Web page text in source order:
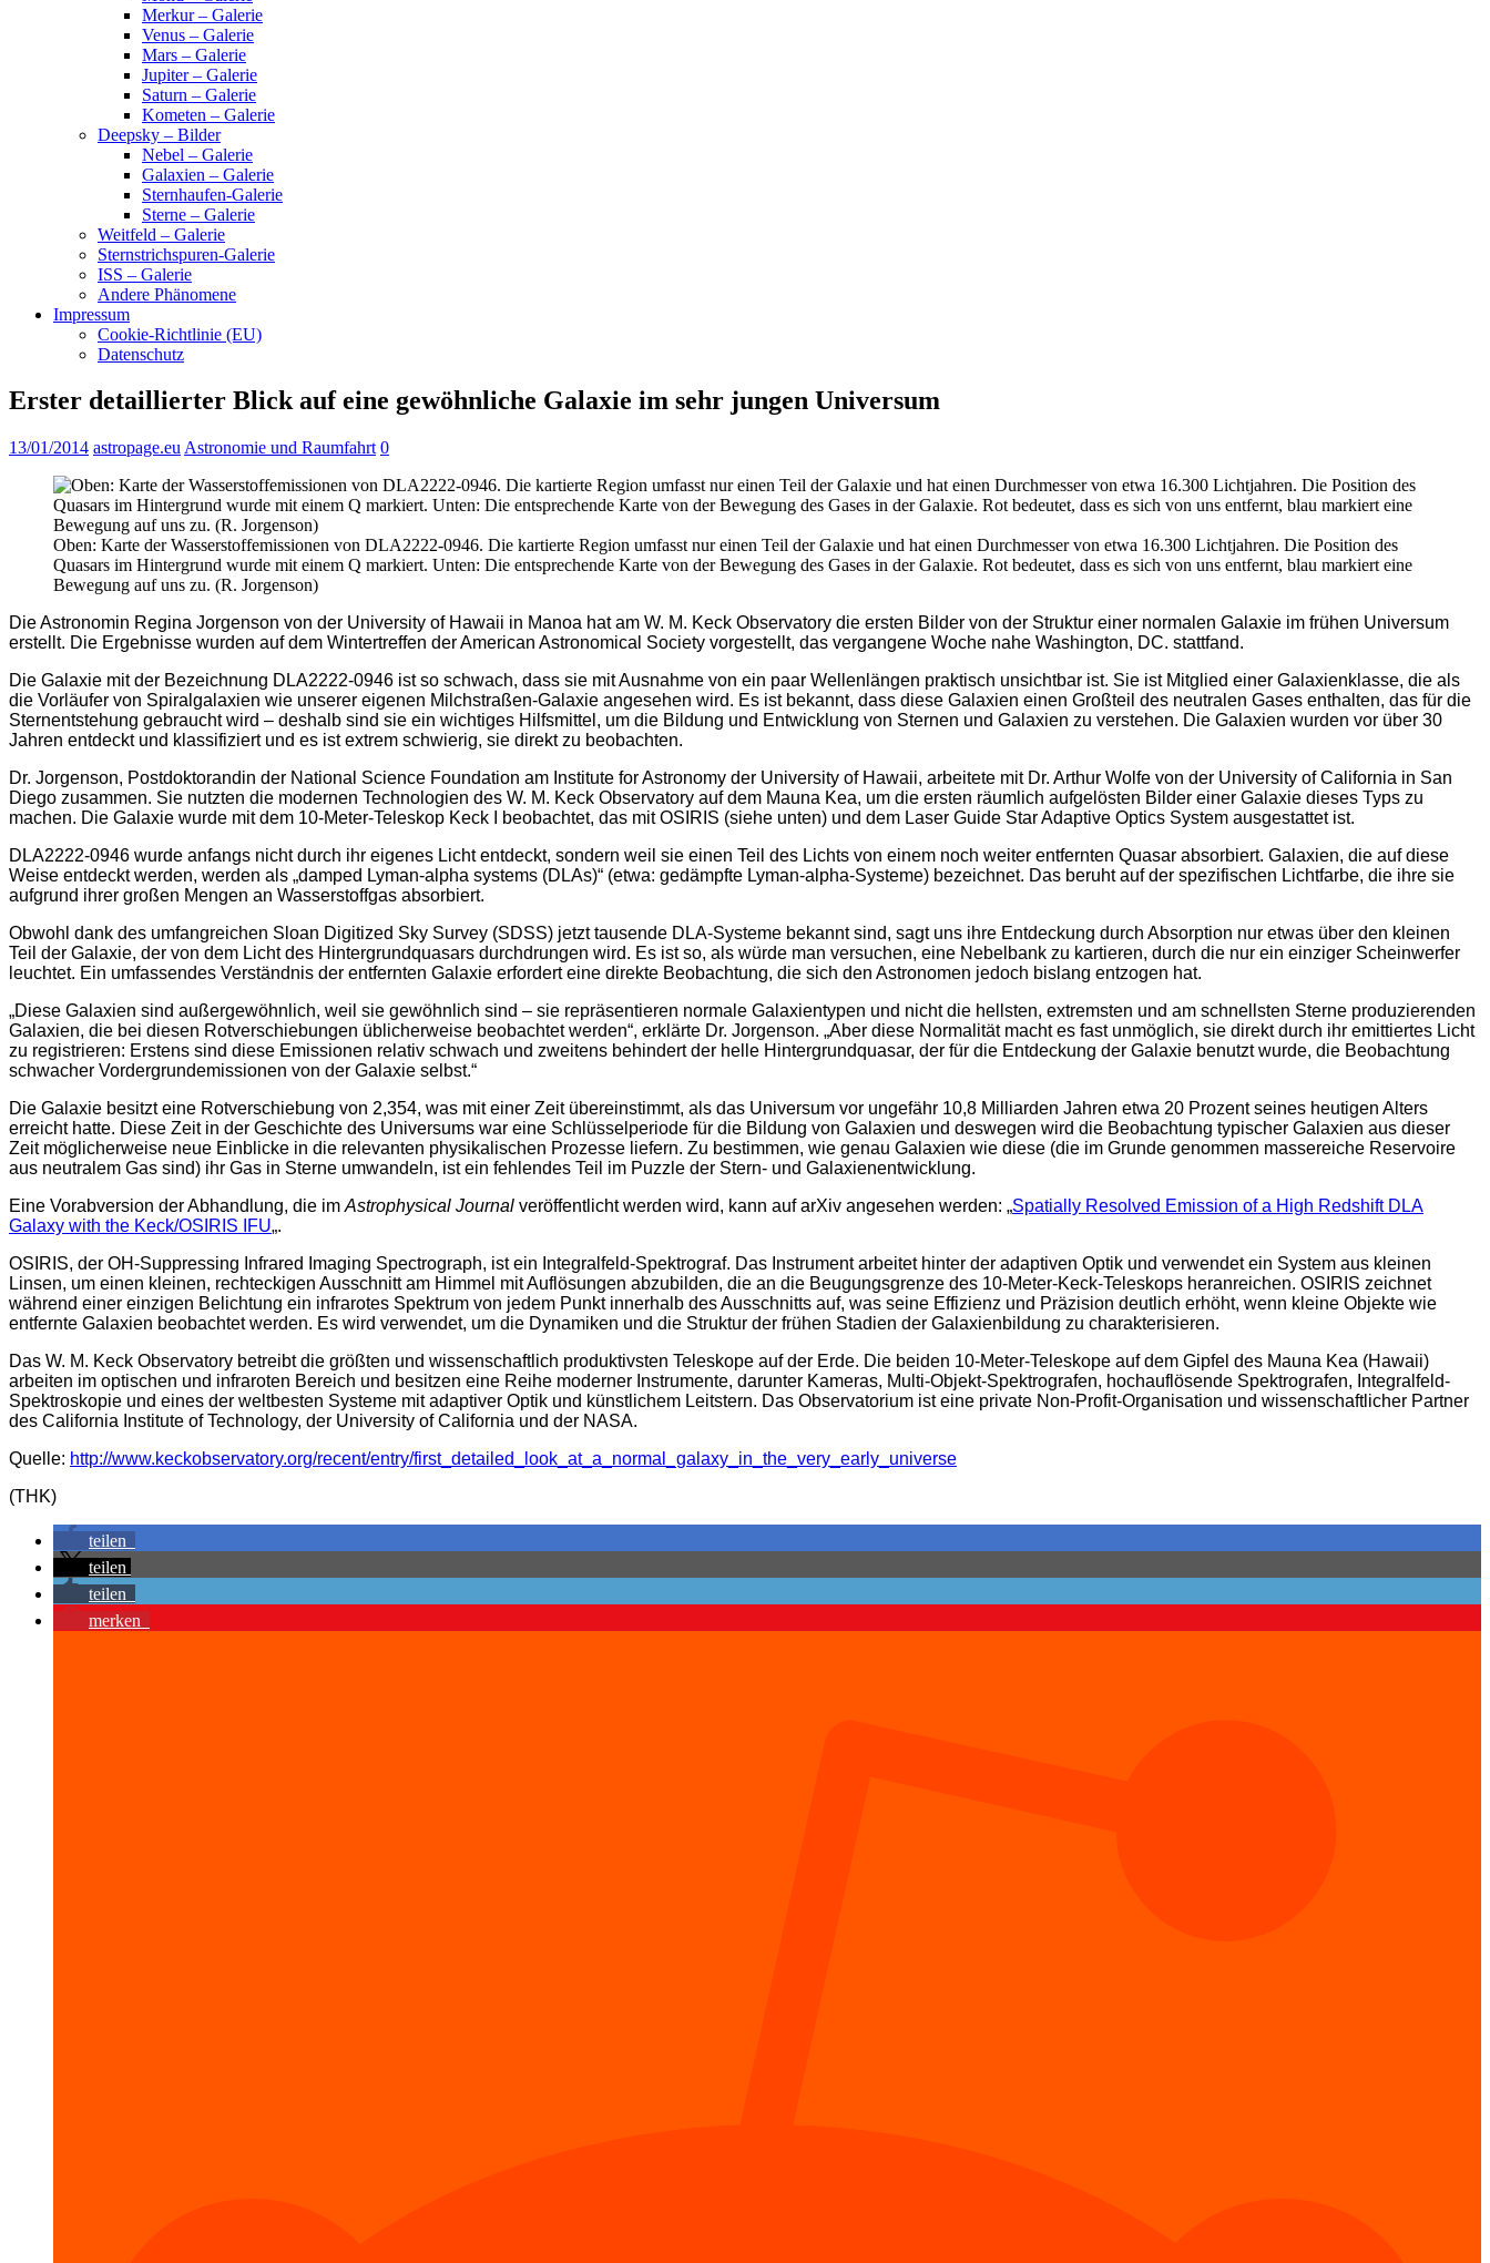
Merkur – Galerie
Venus – Galerie
Mars – Galerie
Jupiter – Galerie
Saturn – Galerie
Kometen – Galerie
Deepsky – Bilder
Nebel – Galerie
Galaxien – Galerie
Sternhaufen-Galerie
Sterne – Galerie
Weitfeld – Galerie
Sternstrichspuren-Galerie
ISS – Galerie
Andere Phänomene
Impressum
Cookie-Richtlinie (EU)
Datenschutz
Erster detaillierter Blick auf eine gewöhnliche Galaxie im sehr jungen Universum
13/01/2014 astropage.eu Astronomie und Raumfahrt 0
Oben: Karte der Wasserstoffemissionen von DLA2222-0946. Die kartierte Region umfasst nur einen Teil der Galaxie und hat einen Durchmesser von etwa 16.300 Lichtjahren. Die Position des
Quasars im Hintergrund wurde mit einem Q markiert. Unten: Die entsprechende Karte von der Bewegung des Gases in der Galaxie. Rot bedeutet, dass es sich von uns entfernt, blau markiert eine
Bewegung auf uns zu. (R. Jorgenson)
Die Astronomin Regina Jorgenson von der University of Hawaii in Manoa hat am W. M. Keck Observatory die ersten Bilder von der Struktur einer normalen Galaxie im frühen Universum
erstellt. Die Ergebnisse wurden auf dem Wintertreffen der American Astronomical Society vorgestellt, das vergangene Woche nahe Washington, DC. stattfand.
Die Galaxie mit der Bezeichnung DLA2222-0946 ist so schwach, dass sie mit Ausnahme von ein paar Wellenlängen praktisch unsichtbar ist. Sie ist Mitglied einer Galaxienklasse, die als
die Vorläufer von Spiralgalaxien wie unserer eigenen Milchstraßen-Galaxie angesehen wird. Es ist bekannt, dass diese Galaxien einen Großteil des neutralen Gases enthalten, das für die
Sternentstehung gebraucht wird – deshalb sind sie ein wichtiges Hilfsmittel, um die Bildung und Entwicklung von Sternen und Galaxien zu verstehen. Die Galaxien wurden vor über 30
Jahren entdeckt und klassifiziert und es ist extrem schwierig, sie direkt zu beobachten.
Dr. Jorgenson, Postdoktorandin der National Science Foundation am Institute for Astronomy der University of Hawaii, arbeitete mit Dr. Arthur Wolfe von der University of California in San
Diego zusammen. Sie nutzten die modernen Technologien des W. M. Keck Observatory auf dem Mauna Kea, um die ersten räumlich aufgelösten Bilder einer Galaxie dieses Typs zu
machen. Die Galaxie wurde mit dem 10-Meter-Teleskop Keck I beobachtet, das mit OSIRIS (siehe unten) und dem Laser Guide Star Adaptive Optics System ausgestattet ist.
DLA2222-0946 wurde anfangs nicht durch ihr eigenes Licht entdeckt, sondern weil sie einen Teil des Lichts von einem noch weiter entfernten Quasar absorbiert. Galaxien, die auf diese
Weise entdeckt werden, werden als „damped Lyman-alpha systems (DLAs)“ (etwa: gedämpfte Lyman-alpha-Systeme) bezeichnet. Das beruht auf der spezifischen Lichtfarbe, die ihre sie
aufgrund ihrer großen Mengen an Wasserstoffgas absorbiert.
Obwohl dank des umfangreichen Sloan Digitized Sky Survey (SDSS) jetzt tausende DLA-Systeme bekannt sind, sagt uns ihre Entdeckung durch Absorption nur etwas über den kleinen
Teil der Galaxie, der von dem Licht des Hintergrundquasars durchdrungen wird. Es ist so, als würde man versuchen, eine Nebelbank zu kartieren, durch die nur ein einziger Scheinwerfer
leuchtet. Ein umfassendes Verständnis der entfernten Galaxie erfordert eine direkte Beobachtung, die sich den Astronomen jedoch bislang entzogen hat.
„Diese Galaxien sind außergewöhnlich, weil sie gewöhnlich sind – sie repräsentieren normale Galaxientypen und nicht die hellsten, extremsten und am schnellsten Sterne produzierenden
Galaxien, die bei diesen Rotverschiebungen üblicherweise beobachtet werden“, erklärte Dr. Jorgenson. „Aber diese Normalität macht es fast unmöglich, sie direkt durch ihr emittiertes Licht
zu registrieren: Erstens sind diese Emissionen relativ schwach und zweitens behindert der helle Hintergrundquasar, der für die Entdeckung der Galaxie benutzt wurde, die Beobachtung
schwacher Vordergrundemissionen von der Galaxie selbst.“
Die Galaxie besitzt eine Rotverschiebung von 2,354, was mit einer Zeit übereinstimmt, als das Universum vor ungefähr 10,8 Milliarden Jahren etwa 20 Prozent seines heutigen Alters
erreicht hatte. Diese Zeit in der Geschichte des Universums war eine Schlüsselperiode für die Bildung von Galaxien und deswegen wird die Beobachtung typischer Galaxien aus dieser
Zeit möglicherweise neue Einblicke in die relevanten physikalischen Prozesse liefern. Zu bestimmen, wie genau Galaxien wie diese (die im Grunde genommen massereiche Reservoire
aus neutralem Gas sind) ihr Gas in Sterne umwandeln, ist ein fehlendes Teil im Puzzle der Stern- und Galaxienentwicklung.
Eine Vorabversion der Abhandlung, die im Astrophysical Journal veröffentlicht werden wird, kann auf arXiv angesehen werden: „Spatially Resolved Emission of a High Redshift DLA
Galaxy with the Keck/OSIRIS IFU„.
OSIRIS, der OH-Suppressing Infrared Imaging Spectrograph, ist ein Integralfeld-Spektrograf. Das Instrument arbeitet hinter der adaptiven Optik und verwendet ein System aus kleinen
Linsen, um einen kleinen, rechteckigen Ausschnitt am Himmel mit Auflösungen abzubilden, die an die Beugungsgrenze des 10-Meter-Keck-Teleskops heranreichen. OSIRIS zeichnet
während einer einzigen Belichtung ein infrarotes Spektrum von jedem Punkt innerhalb des Ausschnitts auf, was seine Effizienz und Präzision deutlich erhöht, wenn kleine Objekte wie
entfernte Galaxien beobachtet werden. Es wird verwendet, um die Dynamiken und die Struktur der frühen Stadien der Galaxienbildung zu charakterisieren.
Das W. M. Keck Observatory betreibt die größten und wissenschaftlich produktivsten Teleskope auf der Erde. Die beiden 10-Meter-Teleskope auf dem Gipfel des Mauna Kea (Hawaii)
arbeiten im optischen und infraroten Bereich und besitzen eine Reihe moderner Instrumente, darunter Kameras, Multi-Objekt-Spektrografen, hochauflösende Spektrografen, Integralfeld-
Spektroskopie und eines der weltbesten Systeme mit adaptiver Optik und künstlichem Leitstern. Das Observatorium ist eine private Non-Profit-Organisation und wissenschaftlicher Partner
des California Institute of Technology, der University of California und der NASA.
Quelle: http://www.keckobservatory.org/recent/entry/first_detailed_look_at_a_normal_galaxy_in_the_very_early_universe
(THK)
teilen
teilen
teilen
merken